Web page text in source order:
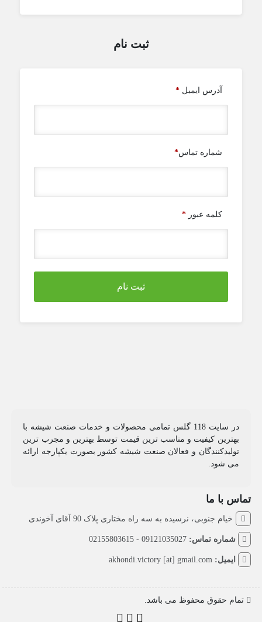
ثبت نام
آدرس ایمیل*
شماره تماس*
کلمه عبور*
ثبت نام
در سایت 118 گلس تمامی محصولات و خدمات صنعت شیشه با
بهترین کیفیت و مناسب ترین قیمت توسط بهترین و مجرب ترین
تولیدکنندگان و فعالان صنعت شیشه کشور بصورت یکپارجه ارائه
می شود.
تماس با ما
خیام جنوبی، نرسیده به سه راه مختاری پلاک 90 آقای آخوندی
شماره تماس:09121035027 - 02155803615
ایمیل:akhondi.victory [at] gmail.com
تمام حقوق محفوظ می باشد.